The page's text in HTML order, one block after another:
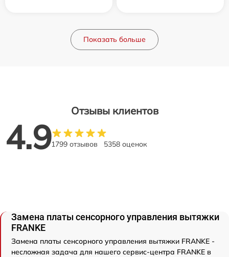
Показать больше
Отзывы клиентов
4.91799 отзывов 5358 оценок
Замена платы сенсорного управления вытяжки
FRANKE
Замена платы сенсорного управления вытяжки FRANKE -
несложная задача для нашего сервис-центра FRANKE в